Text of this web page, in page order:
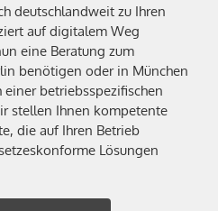
deutschlandweit zu Ihren
auf digitalem Weg
eine Beratung zum
benötigen oder in München
einer betriebsspezifischen
stellen Ihnen kompetente
die auf Ihren Betrieb
Lösungen